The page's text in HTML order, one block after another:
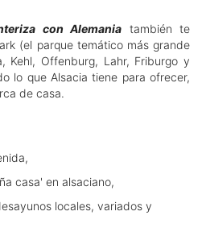
con Alemania también te
(el parque temático más grande
Kehl, Offenburg, Lahr, Friburgo y
lo que Alsacia tiene para ofrecer,
de casa.
casa' en alsaciano,
locales, variados y